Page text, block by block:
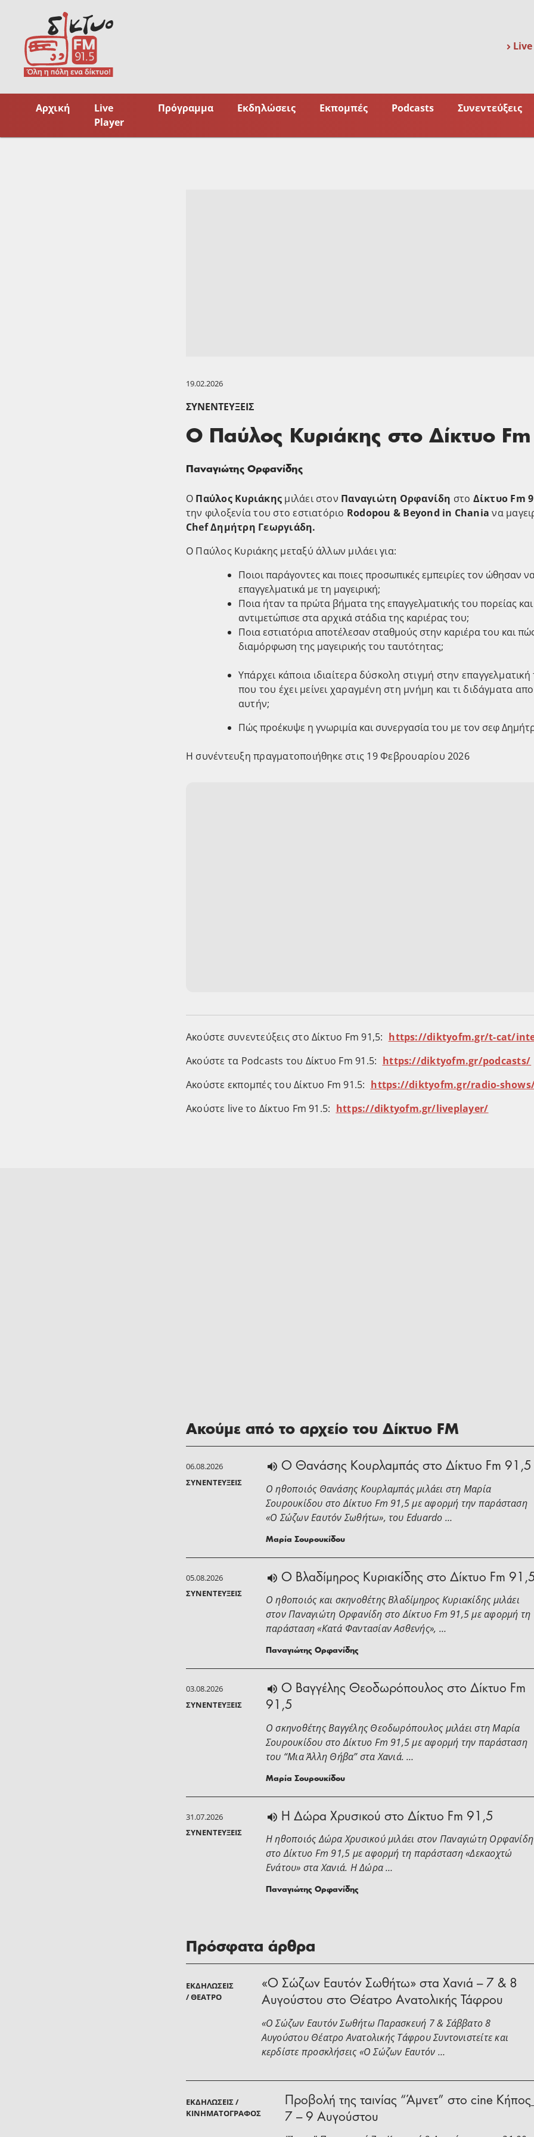
content
Αρχική
Live
Player
Πρόγραμμα Εκδηλώσεις Εκπομπές Podcasts Συνεντεύξεις
19.02.2026
ΣΥΝΕΝΤΕΎΞΕΙΣ
Ο Παύλος Κυριάκης στο Δίκτυο
Παναγιώτης Ορφανίδης
Ο Παύλος Κυριάκης μιλάει στoν Παναγιώτη Ορφανίδη στο Δίκτυο Fm
την φιλοξενία του στο εστιατόριο Rodopou & Beyond in Chaniaνα
Chef Δημήτρη Γεωργιάδη.
Ο Παύλος Κυριάκης μεταξύ άλλων μιλάει για:
Ποιοι παράγοντες και ποιες προσωπικές εμπειρίες τον ώθησαν
επαγγελματικά με τη μαγειρική;
Ποια ήταν τα πρώτα βήματα της επαγγελματικής του πορείας
αντιμετώπισε στα αρχικά στάδια της καριέρας του;
Ποια εστιατόρια αποτέλεσαν σταθμούς στην καριέρα του και
διαμόρφωση της μαγειρικής του ταυτότητας;
Υπάρχει κάποια ιδιαίτερα δύσκολη στιγμή στην
που του έχει μείνει χαραγμένη στη μνήμη και τι διδάγματα
αυτήν;
Πώς προέκυψε η γνωριμία και συνεργασία του με τον σεφ
Η συνέντευξη πραγματοποιήθηκε στις 19 Φεβρουαρίου 2026
Ακούστε συνεντεύξεις στο Δίκτυο Fm 91,5: ⁠⁠ ⁠⁠https://diktyofm.gr/t-cat/
Ακούστε τα Podcasts του Δίκτυο Fm 91.5: ⁠⁠ ⁠⁠https://diktyofm.gr/podcasts/⁠⁠⁠⁠
Ακούστε εκπομπές του Δίκτυο Fm 91.5: ⁠⁠⁠⁠https://diktyofm.gr/radio-
Ακούστε live το Δίκτυο Fm 91.5: ⁠ ⁠⁠https://diktyofm.gr/liveplayer/⁠
Ακούμε από το αρχείο του Δίκτυο FM
06.08.2026
ΣΥΝΕΝΤΕΎΞΕΙΣ
Ο Θανάσης Κουρλαμπάς στο Δίκτυο Fm 91,5
Ο ηθοποιός Θανάσης Κουρλαμπάς μιλάει στη Μαρία
Σουρουκίδου στο Δίκτυο Fm 91,5 με αφορμή την παράσταση
«Ο Σώζων Εαυτόν Σωθήτω», του Eduardo …
Μαρία Σουρουκίδου
05.08.2026
ΣΥΝΕΝΤΕΎΞΕΙΣ
O Βλαδίμηρος Κυριακίδης στο Δίκτυο Fm
Ο ηθοποιός και σκηνοθέτης Βλαδίμηρος Κυριακίδης μιλάει
στoν Παναγιώτη Ορφανίδη στο Δίκτυο Fm 91,5 με αφορμή τη
παράσταση «Κατά Φαντασίαν Ασθενής», …
Παναγιώτης Ορφανίδης
03.08.2026
ΣΥΝΕΝΤΕΎΞΕΙΣ
Ο Βαγγέλης Θεοδωρόπουλος στο Δίκτυο Fm
91,5
Ο σκηνοθέτης Βαγγέλης Θεοδωρόπουλος μιλάει στη Μαρία
Σουρουκίδου στο Δίκτυο Fm 91,5 με αφορμή την παράσταση
του “Μια Άλλη Θήβα” στα Χανιά. …
Μαρία Σουρουκίδου
31.07.2026
ΣΥΝΕΝΤΕΎΞΕΙΣ
H Δώρα Χρυσικού στο Δίκτυο Fm 91,5
Η ηθοποιός Δώρα Χρυσικού μιλάει στoν Παναγιώτη Ορφανίδη
στο Δίκτυο Fm 91,5 με αφορμή τη παράσταση «Δεκαοχτώ
Ενάτου» στα Χανιά. Η Δώρα …
Παναγιώτης Ορφανίδης
Πρόσφατα άρθρα
ΕΚΔΗΛΏΣΕΙΣ
/ ΘΈΑΤΡΟ
«Ο Σώζων Εαυτόν Σωθήτω» στα Χανιά – 7 & 8
Αυγούστου στο Θέατρο Ανατολικής Τάφρου
«Ο Σώζων Εαυτόν Σωθήτω Παρασκευή 7 & Σάββατο 8
Αυγούστου Θέατρο Ανατολικής Τάφρου Συντονιστείτε και
κερδίστε προσκλήσεις «Ο Σώζων Εαυτόν …
ΕΚΔΗΛΏΣΕΙΣ /
ΚΙΝΗΜΑΤΟΓΡΆΦΟΣ
Προβολή της ταινίας “Άμνετ” στο cine
7 – 9 Αυγούστου